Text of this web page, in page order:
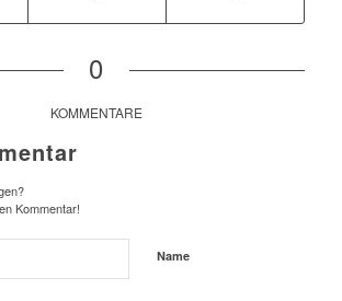
0
KOMMENTARE
Kommentar!
Name